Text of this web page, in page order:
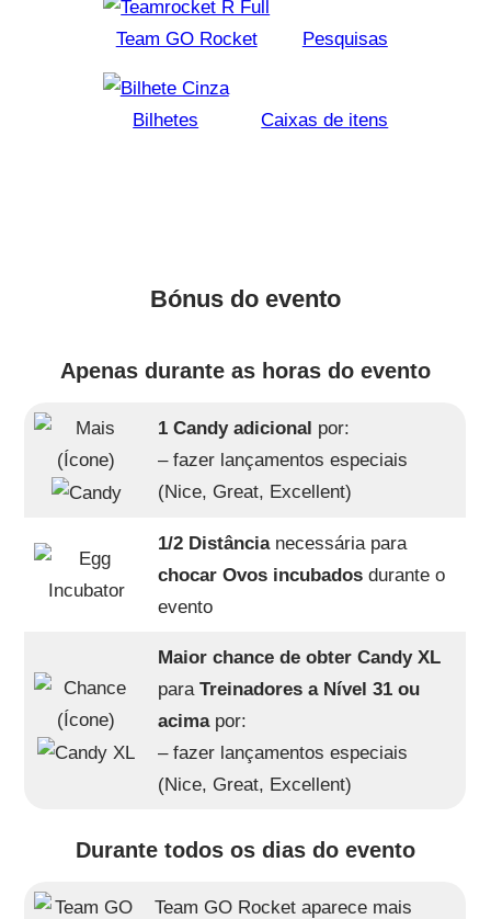
Team GO Rocket Pesquisas
Bilhetes Caixas de itens
Bónus do evento
Apenas durante as horas do evento
1 Candy adicional por:
– fazer lançamentos especiais
(Nice, Great, Excellent)
1/2 Distâncianecessária para
chocar Ovos incubados durante o
evento
Maior chance de obter Candy XL
paraTreinadores a Nível 31 ou
acimapor:
– fazer lançamentos especiais
(Nice, Great, Excellent)
Durante todos os dias do evento
Team GO Rocket aparece mais